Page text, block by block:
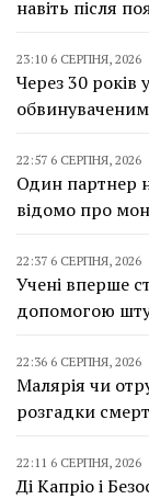
навіть після
23:10 6 СЕРПНЯ, 2026
Через 30 років
22:57 6 СЕРПНЯ, 2026
Один партнер
відомо про
22:37 6 СЕРПНЯ, 2026
Учені вперше
допомогою
22:36 6 СЕРПНЯ, 2026
Малярія чи
розгадки
22:11 6 СЕРПНЯ, 2026
Ді Капріо і